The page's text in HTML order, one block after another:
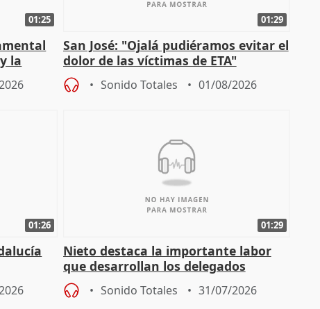
01:25
la
01:29
San José: "Ojalá pudiéramos evitar el
dolor de las víctimas de ETA"
Sonido Totales 01/08/2026
01:26 01:29
Nieto destaca la importante labor
que desarrollan los delegados
territoriales de la Junta
Sonido Totales 31/07/2026